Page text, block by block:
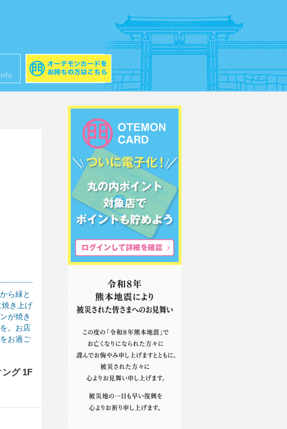
ら緑と
き上げ
が焼き
。お店
お過ご
ング 1F